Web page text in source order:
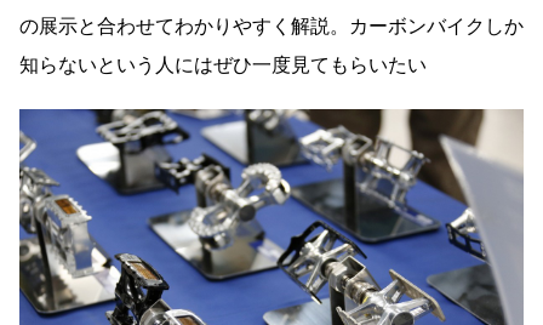
の展示と合わせてわかりやすく解説。カーボンバイクしか
知らないという人にはぜひ一度見てもらいたい